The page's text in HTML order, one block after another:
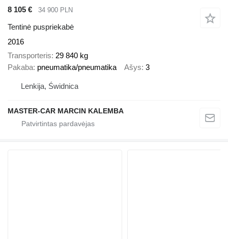
8 105 €
34 900 PLN
Tentinė puspriekabė
2016
Transporteris 29 840 kg
Pakaba pneumatika/pneumatika Ašys 3
Lenkija, Świdnica
MASTER-CAR MARCIN KALEMBA